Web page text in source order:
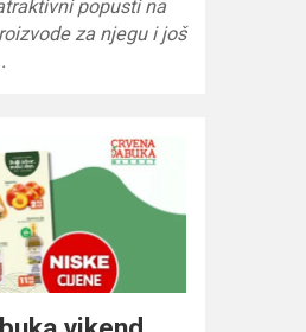
popusti na
za njegu i još